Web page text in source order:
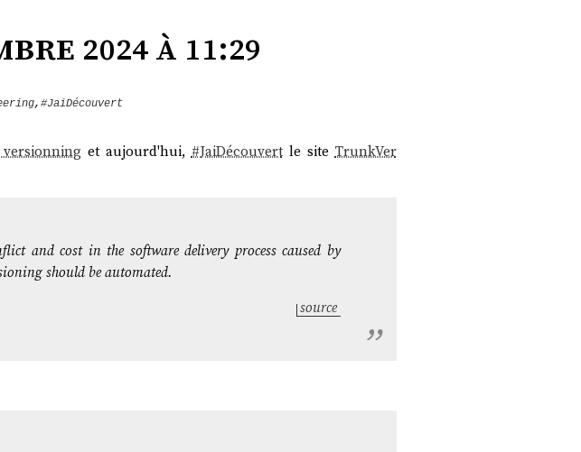
2024 à 11:29
, #JaiDécouvert
et aujourd'hui, #JaiDécouvertle site TrunkVer
and cost in the software delivery process caused by
should be automated.
source